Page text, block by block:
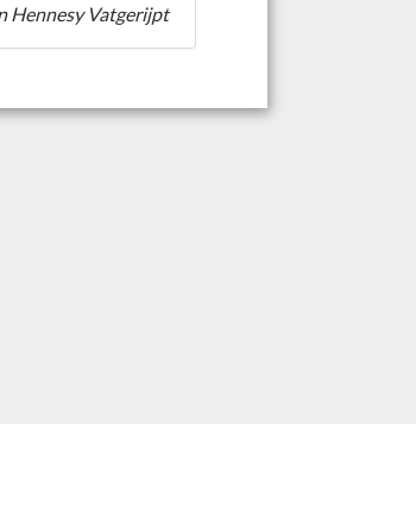
Hennesy Vatgerijpt